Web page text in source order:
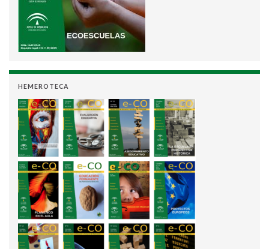
HEMEROTECA